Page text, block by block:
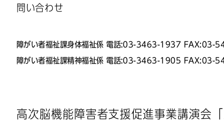
問い合わせ
障がい者福祉課身体福祉係 電話:03-3463-1937 FAX:03-
障がい者福祉課精神福祉係 電話:03-3463-1905 FAX:03-
高次脳機能障害者支援促進事業講演会